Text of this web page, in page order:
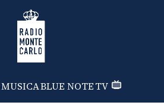
Radio Monte Carlo
MUSICABLUE NOTETV